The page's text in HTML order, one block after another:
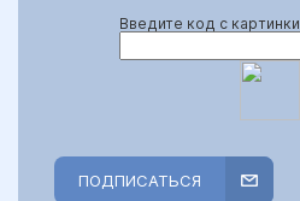
Введите код с картинки
ПОДПИСАТЬСЯ